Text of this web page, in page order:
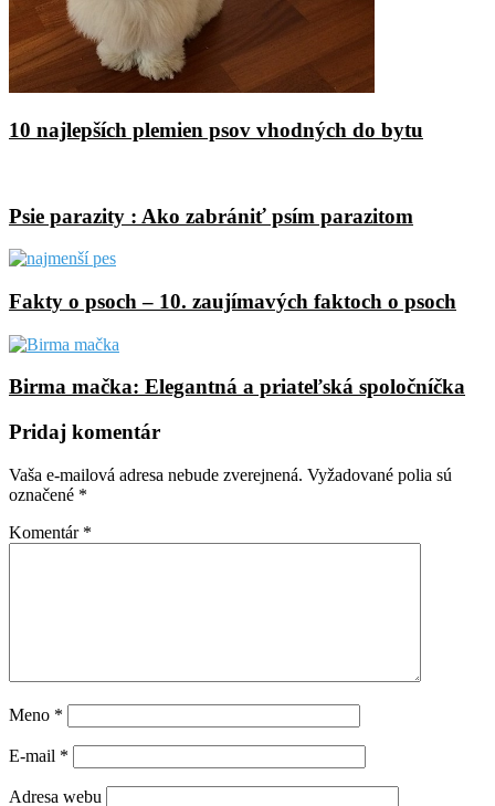
10 najlepších plemien psov vhodných do bytu
Psie parazity : Ako zabrániť psím parazitom
Fakty o psoch – 10. zaujímavých faktoch o psoch
Birma mačka: Elegantná a priateľská spoločníčka
Pridaj komentár
Vaša e-mailová adresa nebude zverejnená. Vyžadované polia sú
označené *
Komentár *
Meno *
E-mail *
Adresa webu